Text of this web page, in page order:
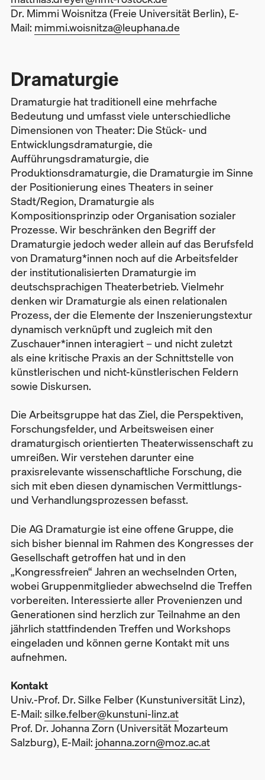
Dr. Mimmi Woisnitza (Freie Universität Berlin), E-
Mail: mimmi.woisnitza@leuphana.de
Dramaturgie
Dramaturgie hat traditionell eine mehrfache
Bedeutung und umfasst viele unterschiedliche
Dimensionen von Theater: Die Stück- und
Entwicklungsdramaturgie, die
Aufführungsdramaturgie, die
Produktionsdramaturgie, die Dramaturgie im Sinne
der Positionierung eines Theaters in seiner
Stadt/Region, Dramaturgie als
Kompositionsprinzip oder Organisation sozialer
Prozesse. Wir beschränken den Begriff der
Dramaturgie jedoch weder allein auf das Berufsfeld
von Dramaturg*innen noch auf die Arbeitsfelder
der institutionalisierten Dramaturgie im
deutschsprachigen Theaterbetrieb. Vielmehr
denken wir Dramaturgie als einen relationalen
Prozess, der die Elemente der Inszenierungstextur
dynamisch verknüpft und zugleich mit den
Zuschauer*innen interagiert – und nicht zuletzt
als eine kritische Praxis an der Schnittstelle von
künstlerischen und nicht-künstlerischen Feldern
sowie Diskursen.
Die Arbeitsgruppe hat das Ziel, die Perspektiven,
Forschungsfelder, und Arbeitsweisen einer
dramaturgisch orientierten Theaterwissenschaft zu
umreißen. Wir verstehen darunter eine
praxisrelevante wissenschaftliche Forschung, die
sich mit eben diesen dynamischen Vermittlungs-
und Verhandlungsprozessen befasst.
Die AG Dramaturgie ist eine offene Gruppe, die
sich bisher biennal im Rahmen des Kongresses der
Gesellschaft getroffen hat und in den
„Kongressfreien“ Jahren an wechselnden Orten,
wobei Gruppenmitglieder abwechselnd die Treffen
vorbereiten. Interessierte aller Provenienzen und
Generationen sind herzlich zur Teilnahme an den
jährlich stattfindenden Treffen und Workshops
eingeladen und können gerne Kontakt mit uns
aufnehmen.
Kontakt
Univ.-Prof. Dr. Silke Felber (Kunstuniversität Linz),
E-Mail:silke.felber@kunstuni-linz.at
Prof. Dr. Johanna Zorn (Universität Mozarteum
Salzburg), E-Mail: johanna.zorn@moz.ac.at